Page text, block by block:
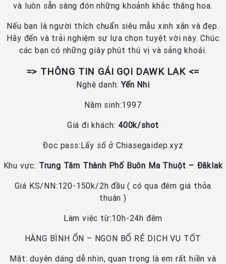
và luôn sẵn sàng đón những khoảnh khắc thăng hoa.
Nếu bạn là người thích chuẩn siêu mẫu xinh xắn và đẹp.
Hãy đến và trải nghiệm sự lựa chọn tuyệt vời này. Chúc
các bạn có những giây phút thú vị và sảng khoái.
=> THÔNG TIN GÁI GỌI DAWK LAK <=
Nghệ danh:Yến Nhi
Năm sinh:1997
Giá đi khách: 400k/shot
Đọc pass:Lấy số ở Chiasegaidep.xyz
Khu vực: Trung Tâm Thành Phố Buôn Ma Thuột – Đăklak
Giá KS/NN:120-150k/2h đầu ( có qua đêm giá thỏa
thuận )
Làm việc từ:10h-24h đêm
HÀNG BÌNH ỔN – NGON BỔ RẺ DỊCH VỤ TỐT
Mặt: duyên dáng dễ nhìn, quan trọng là em rất hiền và